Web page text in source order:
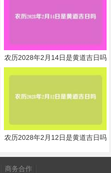
农历2028年2月14日是黄道吉日吗
农历2028年2月12日是黄道吉日吗
商务合作